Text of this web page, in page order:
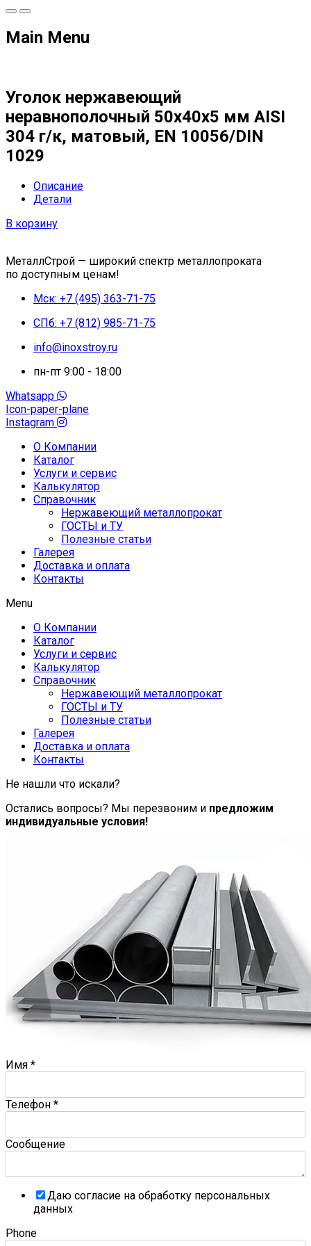
Main Menu
Уголок нержавеющий
неравнополочный 50х40х5 мм AISI
304 г/к, матовый, EN 10056/DIN
1029
Описание
Детали
В корзину
МеталлСтрой — широкий спектр металлопроката
по доступным ценам!
Мск: +7 (495) 363-71-75
СПб: +7 (812) 985-71-75
info@inoxstroy.ru
пн-пт 9:00 - 18:00
Whatsapp
Icon-paper-plane
Instagram
О Компании
Каталог
Услуги и сервис
Калькулятор
Справочник
Нержавеющий металлопрокат
ГОСТЫ и ТУ
Полезные статьи
Галерея
Доставка и оплата
Контакты
Menu
О Компании
Каталог
Услуги и сервис
Калькулятор
Справочник
Нержавеющий металлопрокат
ГОСТЫ и ТУ
Полезные статьи
Галерея
Доставка и оплата
Контакты
Не нашли что искали?
Остались вопросы? Мы перезвоним и предложим
индивидуальные условия!
Имя *
Телефон *
Сообщение
Даю согласие на обработку персональных
данных
Phone